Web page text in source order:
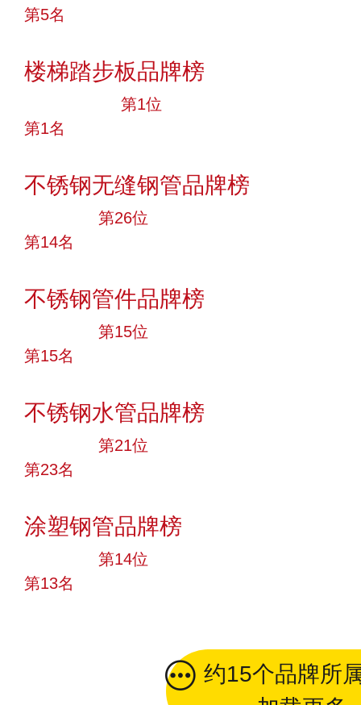
第5名
楼梯踏步板品牌榜
第1位
第1名
不锈钢无缝钢管品牌榜
第26位
第14名
不锈钢管件品牌榜
第15位
第15名
不锈钢水管品牌榜
第21位
第23名
涂塑钢管品牌榜
第14位
第13名
约15个品牌所